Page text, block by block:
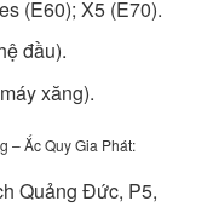
(E60); X5 (E70).
đầu).
xăng).
– Ắc Quy Gia Phát:
Quảng Đức, P5,